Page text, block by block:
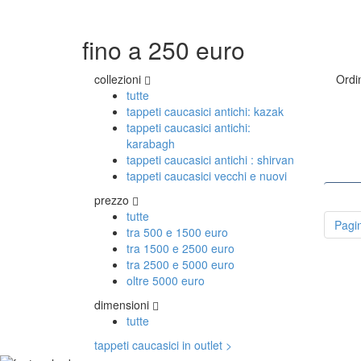
Tappeti Caucasici Vecchi E Nuovi
fino a 250 euro
collezioni
tutte
tappeti caucasici antichi: kazak
tappeti caucasici antichi:
karabagh
tappeti caucasici antichi : shirvan
tappeti caucasici vecchi e nuovi
prezzo
tutte
tra 500 e 1500 euro
tra 1500 e 2500 euro
tra 2500 e 5000 euro
oltre 5000 euro
dimensioni
tutte
tappeti caucasici in outlet >